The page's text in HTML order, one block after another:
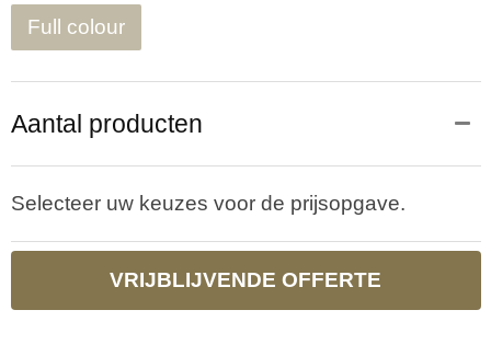
Full colour
Aantal producten
Selecteer uw keuzes voor de prijsopgave.
VRIJBLIJVENDE OFFERTE